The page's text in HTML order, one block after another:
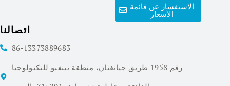
الاستفسار عن قائمة
الأسعار
اتصالنا
86-13373889683
رقم 1958 طريق جيانغنان، منطقة نينغبو للتكنولوجيا